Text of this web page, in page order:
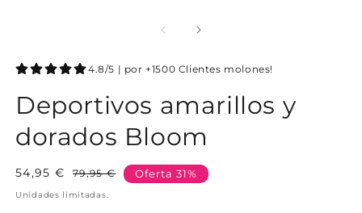
4.8/5 | por +1500 Clientes molones!
Deportivos amarillos y
dorados Bloom
Precio
79,95 €
Precio
54,95 € Oferta 31%
Unidades limitadas.